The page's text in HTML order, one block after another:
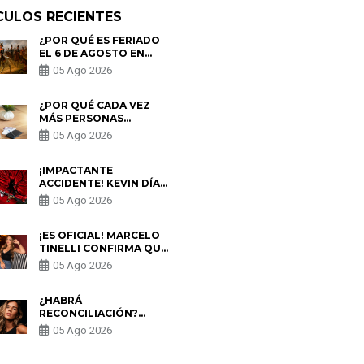
RECIENTES
¿POR QUÉ ES FERIADO
EL 6 DE AGOSTO EN
PERÚ? ESTA ES LA
HISTORIA
05 Ago 2026
¿POR QUÉ CADA VEZ
MÁS PERSONAS
UTILIZAN UNA VPN
PARA PROTEGER SU
05 Ago 2026
¡IMPACTANTE
ACCIDENTE! KEVIN DÍAZ
CAE DESDE OCHO
METROS EN “ESTO ES
PREOCUPACIÓN
05 Ago 2026
¡ES OFICIAL! MARCELO
TINELLI CONFIRMA QUE
REGRESÓ CON MILETT
FIGUEROA: “EL AMOR
05 Ago 2026
¿HABRÁ
RECONCILIACIÓN?
MARIO HART ADMITE
QUE PODRÍA VOLVER
05 Ago 2026